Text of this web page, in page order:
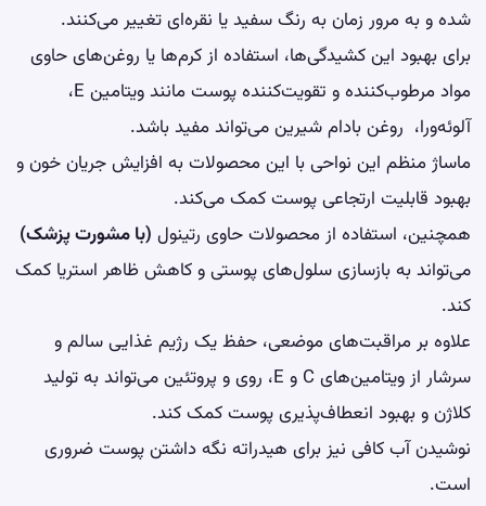
شده و به مرور زمان به رنگ سفید یا نقره‌ای تغییر می‌کنند.
برای بهبود این کشیدگی‌ها، استفاده از کرم‌ها یا روغن‌های حاوی
مواد مرطوب‌کننده و تقویت‌کننده پوست مانند ویتامین E،
آلوئه‌ورا، روغن بادام شیرین می‌تواند مفید باشد.
ماساژ منظم این نواحی با این محصولات به افزایش جریان خون و
بهبود قابلیت ارتجاعی پوست کمک می‌کند.
همچنین، استفاده از محصولات حاوی رتینول (با مشورت پزشک)
می‌تواند به بازسازی سلول‌های پوستی و کاهش ظاهر استریا کمک
کند.
علاوه بر مراقبت‌های موضعی، حفظ یک رژیم غذایی سالم و
سرشار از ویتامین‌های C و E، روی و پروتئین می‌تواند به تولید
کلاژن و بهبود انعطاف‌پذیری پوست کمک کند.
نوشیدن آب کافی نیز برای هیدراته نگه داشتن پوست ضروری
است.